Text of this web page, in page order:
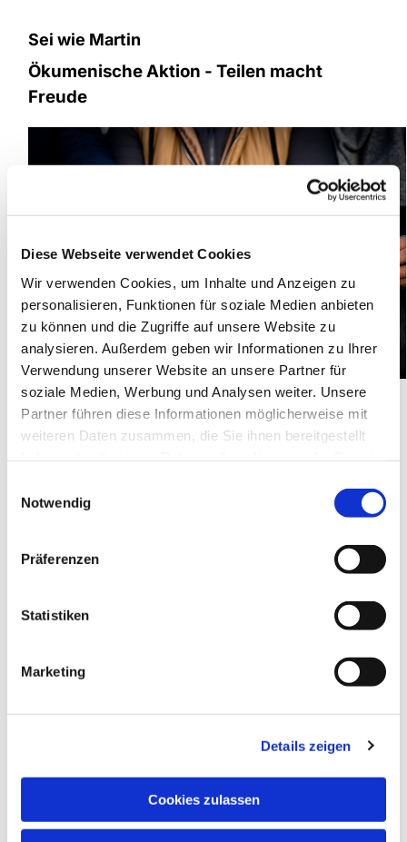
Diese Webseite verwendet Cookies
Wir verwenden Cookies, um Inhalte und Anzeigen zu
personalisieren, Funktionen für soziale Medien anbieten
zu können und die Zugriffe auf unsere Website zu
analysieren. Außerdem geben wir Informationen zu Ihrer
Verwendung unserer Website an unsere Partner für
soziale Medien, Werbung und Analysen weiter. Unsere
Partner führen diese Informationen möglicherweise mit
weiteren Daten zusammen, die Sie ihnen bereitgestellt
Notwendig
Präferenzen
Statistiken
Marketing
Details zeigen
Cookies zulassen
Sei wie Martin
Ökumenische Aktion - Teilen macht
Freude
Heute gab es anlässlich des Martinsgedenktags
evangelischen und katholischen Kirche kam bei
den Menschen gut an und zauberte so manches
Dies könnte Sie auch
interessieren